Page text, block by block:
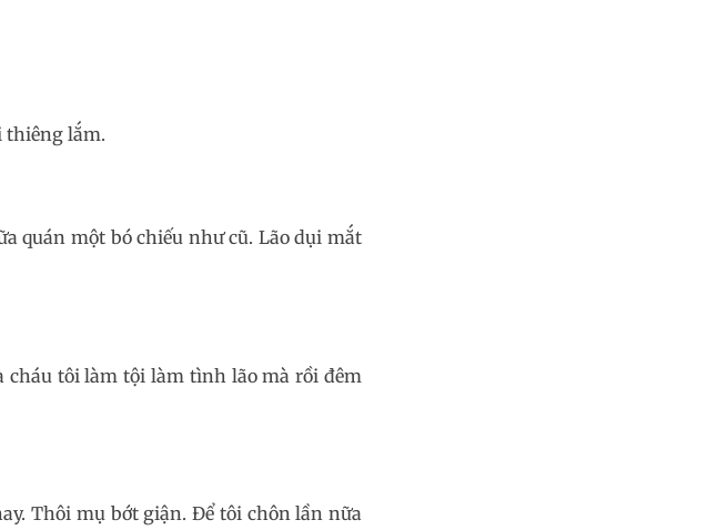
thiêng lắm.
quán một bó chiếu như cũ. Lão dụi mắt
cháu tôi làm tội làm tình lão mà rồi đêm
Thôi mụ bớt giận. Để tôi chôn lần nữa